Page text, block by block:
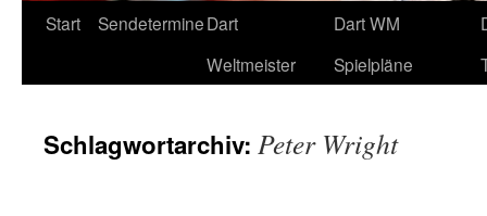
Start SendetermineDart
Weltmeister
Dart WM
Spielpläne
Schlagwortarchiv: Peter Wright